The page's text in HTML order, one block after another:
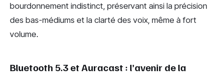
bourdonnement indistinct, préservant ainsi la précision
des bas-médiums et la clarté des voix, même à fort
volume.
Bluetooth 5.3 et Auracast : l’avenir de la